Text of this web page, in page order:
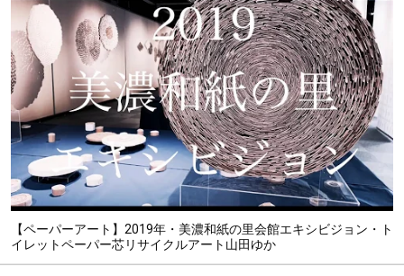
【ペーパーアート】2019年・美濃和紙の里会館エキシビジョン・ト
イレットペーパー芯リサイクルアート山田ゆか